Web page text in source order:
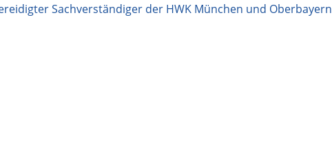
Sachverständiger der HWK München und Oberbayern